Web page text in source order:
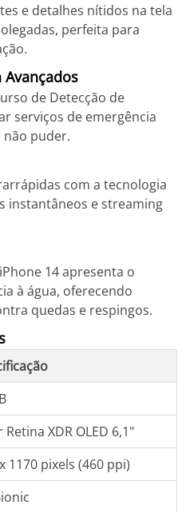
e detalhes nítidos na tela
perfeita para
Avançados
de Detecção de
serviços de emergência
puder.
com a tecnologia
instantâneos e streaming
14 apresenta o
à água, oferecendo
quedas e respingos.
Retina XDR OLED 6,1"
1170 pixels (460 ppi)